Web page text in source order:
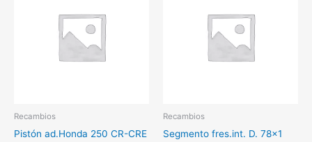
Recambios
Pistón ad.Honda 250 CR-CRE
Recambios
Segmento fres.int. D. 78×1